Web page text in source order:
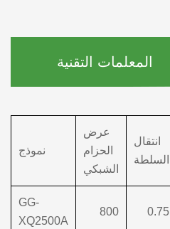
المعلمات التقنية
نموذج
عرض
الحزام
الشبكي
انتقال
السلطة
GG-
XQ2500A
800 0.75